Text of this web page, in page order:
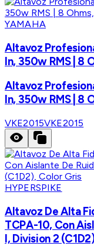
YAMAHA
Altavoz
In, 350w RMS | 8
Altavoz
In, 350w RMS | 8
VKE2015VKE2015
HYPERSPIKE
Altavoz De Alta
TCPA-10, Con
I, Division 2